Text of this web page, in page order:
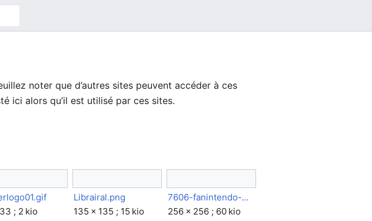
noter que d’autres sites peuvent accéder à ces
ici alors qu’il est utilisé par ces sites.
; 2 kio
Librairal.png
135 × 135 ; 15 kio
7606-fanintendo-Web.png
256 × 256 ; 60 kio